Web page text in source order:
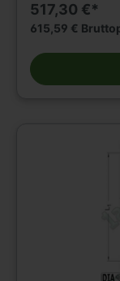
nachschärfbar
Trennen (Nesting)
Besondere Vorteile * für gesteigertes Spanvolumen und
Schnittkräfte
n = 15 000 - 18
517,30 €*
615,59 €